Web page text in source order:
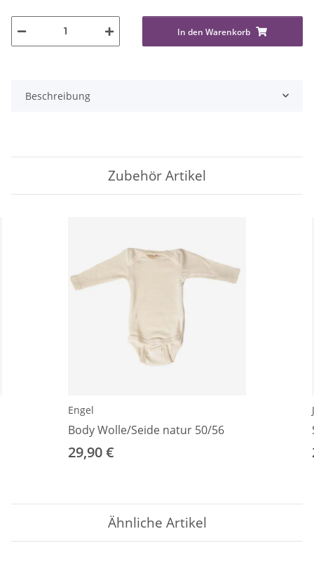
In den Warenkorb
Beschreibung
Zubehör Artikel
Engel
Body Wolle/Seide natur 50/56
29,90 €
Ähnliche Artikel